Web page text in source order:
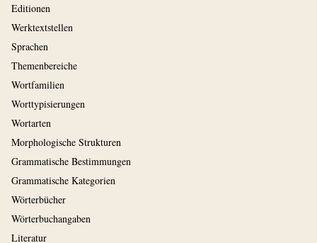
Editionen
Werktextstellen
Sprachen
Themenbereiche
Wortfamilien
Worttypisierungen
Wortarten
Morphologische Strukturen
Grammatische Bestimmungen
Grammatische Kategorien
Wörterbücher
Wörterbuchangaben
Literatur